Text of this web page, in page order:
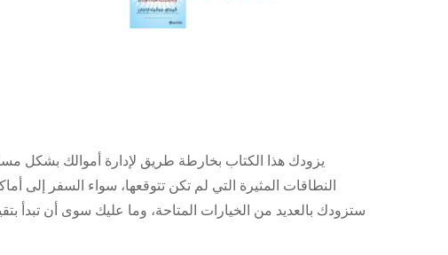
يزودك هذا الكتاب بخارطة طريق لإدارة أموالك بشكل
النطاقات المثيرة التي لم تكن تتوقعها، سواء السفر
ستزودك بالعديد من الخيارات المتاحة، وما عليك سوى أن